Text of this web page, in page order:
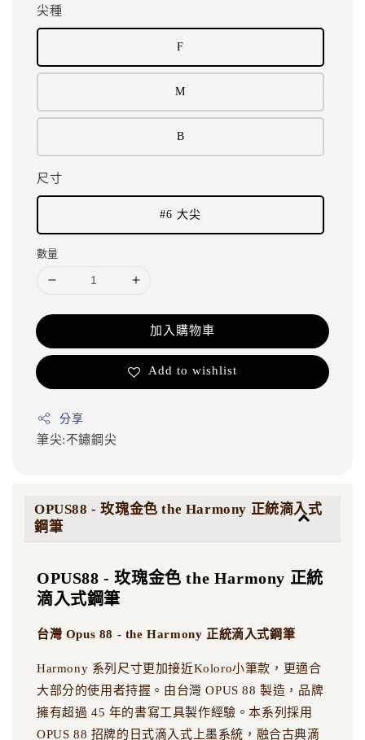
尖種
F
M
B
尺寸
#6 大尖
數量
加入購物車
Add to wishlist
分享
筆尖:不鏽鋼尖
OPUS88 - 玫瑰金色 the Harmony 正統滴入式
鋼筆
OPUS88 - 玫瑰金色 the Harmony 正統
滴入式鋼筆
台灣 Opus 88 - the Harmony 正統滴入式鋼筆
Harmony 系列尺寸更加接近Koloro小筆款，更適合
大部分的使用者持握。由台灣 OPUS 88 製造，品牌
擁有超過 45 年的書寫工具製作經驗。本系列採用
OPUS 88 招牌的日式滴入式上墨系統，融合古典滴